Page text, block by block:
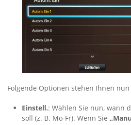
Folgende Optionen stehen Ihnen
Einstell.: Wählen Sie nun, wann
soll (z. B. Mo-Fr). Wenn Sie